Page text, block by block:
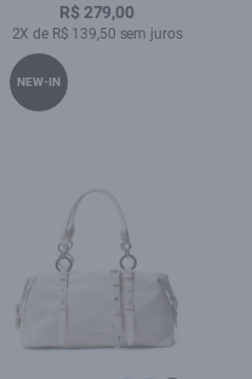
R$ 279,00
2X de R$ 139,50 sem juros
NEW-IN